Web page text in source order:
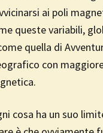
ai poli
queste variabili,
quella di
con
cosa ha un suo